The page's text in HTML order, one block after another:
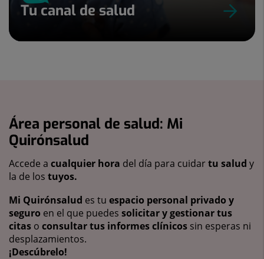
Tu canal de salud
Área personal de salud: Mi
Quirónsalud
Accede a cualquier hora del día para cuidartu salud y
la de los tuyos.
Mi Quirónsalud es tu espacio personal privado y
seguro en el que puedes solicitar y gestionar tus
citas o consultar tus informes clínicos sin esperas ni
desplazamientos.
¡Descúbrelo!